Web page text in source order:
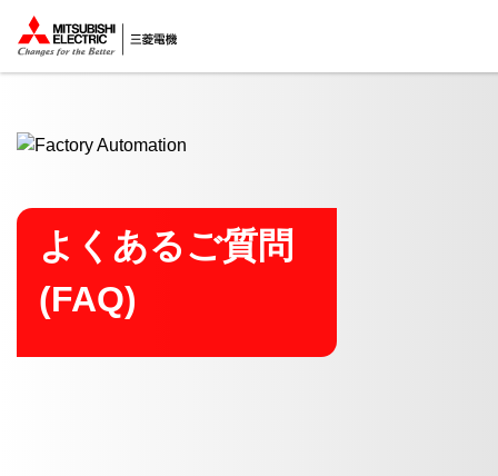
ここから本文
よくあるご質問
(FAQ)